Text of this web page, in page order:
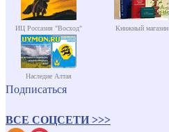
ИЦ Россазия "Восход" Книжный магазин
Наследие Алтая
Подписаться
ВСЕ СОЦСЕТИ >>>